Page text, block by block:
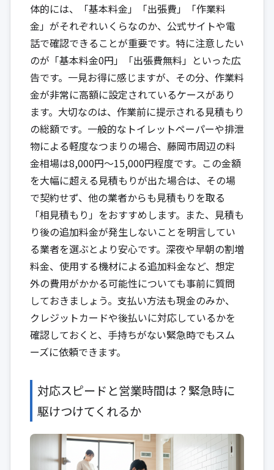
体的には、「基本料金」「出張費」「作業料
金」がそれぞれいくらなのか、公式サイトや電
話で確認できることが重要です。特に注意したい
のが「基本料金0円」「出張費無料」といった広
告です。一見お得に感じますが、その分、作業料
金が非常に高額に設定されているケースがあり
ます。大切なのは、作業前に提示される見積もり
の総額です。一般的なトイレットペーパーや排泄
物による軽度なつまりの場合、藤岡市周辺の料
金相場は8,000円～15,000円程度です。この金額
を大幅に超える見積もりが出た場合は、その場
で契約せず、他の業者からも見積もりを取る
「相見積もり」をおすすめします。また、見積も
り後の追加料金が発生しないことを明言してい
る業者を選ぶとより安心です。深夜や早朝の割増
料金、使用する機材による追加料金など、想定
外の費用がかかる可能性についても事前に質問
しておきましょう。支払い方法も現金のみか、
クレジットカードや後払いに対応しているかを
確認しておくと、手持ちがない緊急時でもスム
ーズに依頼できます。
対応スピードと営業時間は？緊急時に
駆けつけてくれるか